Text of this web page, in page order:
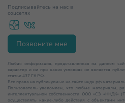
Подписывайтесь на нас в
соцсетях
Позвоните мне
Любая информация, представленная на данном
характер и ни при каких условиях не является
статьи 437 ГК РФ.
Все права на публикуемые на сайте нндк.рф
Пользователь уведомлен, что любые материалы,
интеллектуальной собственности ООО «СЗ «ННДК»
осуществлять какие-либо действия с объектами